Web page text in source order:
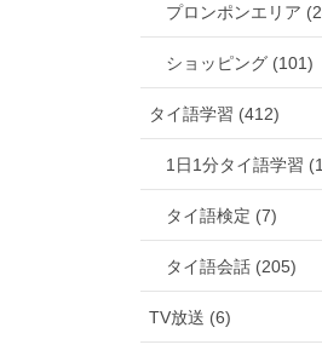
プロンポンエリア
ショッピング (101)
タイ語学習 (412)
1日1分タイ語学習
タイ語検定 (7)
タイ語会話 (205)
TV放送 (6)